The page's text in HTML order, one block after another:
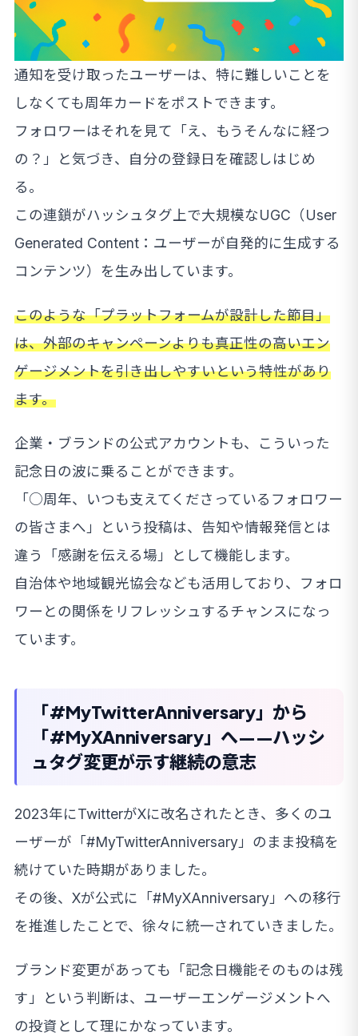
通知を受け取ったユーザーは、特に難しいことを
しなくても周年カードをポストできます。
フォロワーはそれを見て「え、もうそんなに経つ
の？」と気づき、自分の登録日を確認しはじめ
る。
この連鎖がハッシュタグ上で大規模なUGC（User
Generated Content：ユーザーが自発的に生成する
コンテンツ）を生み出しています。
このような「プラットフォームが設計した節目」
は、外部のキャンペーンよりも真正性の高いエン
ゲージメントを引き出しやすいという特性があり
ます。
企業・ブランドの公式アカウントも、こういった
記念日の波に乗ることができます。
「○周年、いつも支えてくださっているフォロワー
の皆さまへ」という投稿は、告知や情報発信とは
違う「感謝を伝える場」として機能します。
自治体や地域観光協会なども活用しており、フォロ
ワーとの関係をリフレッシュするチャンスになっ
ています。
「#MyTwitterAnniversary」から
「#MyXAnniversary」へ——ハッシ
ュタグ変更が示す継続の意志
2023年にTwitterがXに改名されたとき、多くのユ
ーザーが「#MyTwitterAnniversary」のまま投稿を
続けていた時期がありました。
その後、Xが公式に「#MyXAnniversary」への移行
を推進したことで、徐々に統一されていきました。
ブランド変更があっても「記念日機能そのものは残
す」という判断は、ユーザーエンゲージメントへ
の投資として理にかなっています。